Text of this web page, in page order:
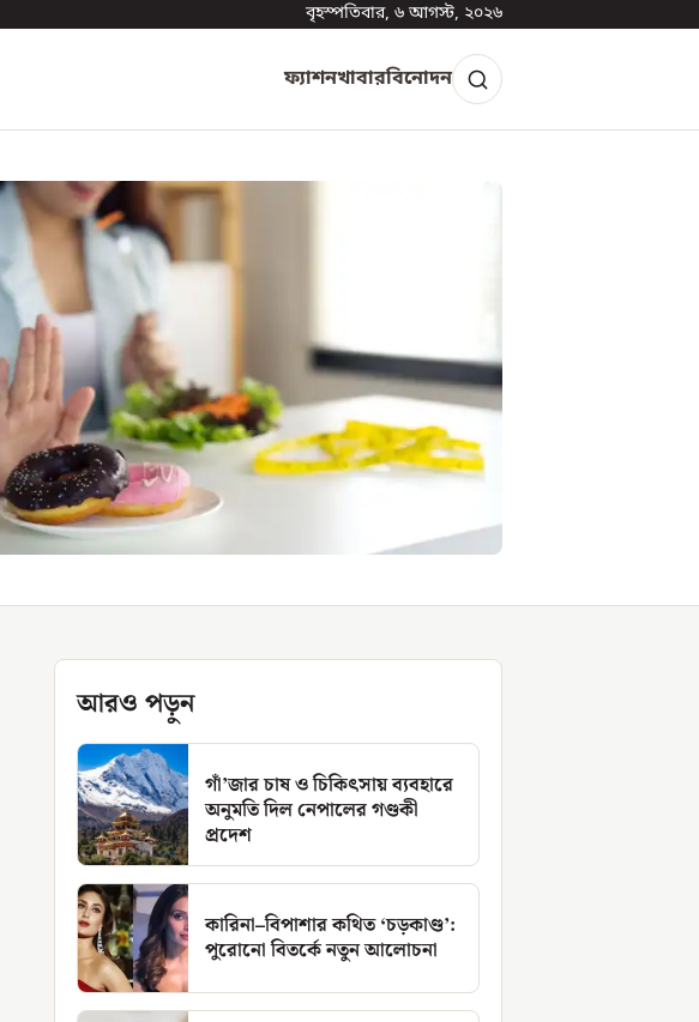
বৃহস্পতিবার, ৬ আগস্ট, ২০২৬
ফ্যাশনখাবারবিনোদন
আরও পড়ুন
গাঁ’জার চাষ ও চিকিৎসায় ব্যবহারে
অনুমতি দিল নেপালের গণ্ডকী
প্রদেশ
কারিনা–বিপাশার কথিত ‘চড়কাণ্ড’:
পুরোনো বিতর্কে নতুন আলোচনা